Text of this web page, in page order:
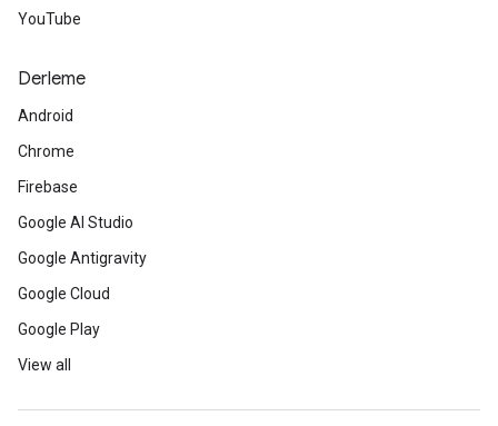
YouTube
Derleme
Android
Chrome
Firebase
Google AI Studio
Google Antigravity
Google Cloud
Google Play
View all